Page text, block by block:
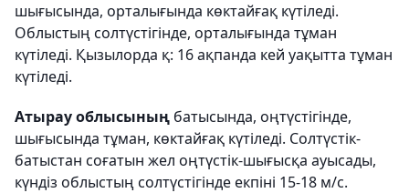
шығысында, орталығында көктайғақ күтіледі.
Облыстың солтүстігінде, орталығында тұман
күтіледі. Қызылорда қ: 16 ақпанда кей уақытта тұман
күтіледі.
Атырау облысының батысында, оңтүстігінде,
шығысында тұман, көктайғақ күтіледі. Солтүстік-
батыстан соғатын жел оңтүстік-шығысқа ауысады,
күндіз облыстың солтүстігінде екпіні 15-18 м/с.